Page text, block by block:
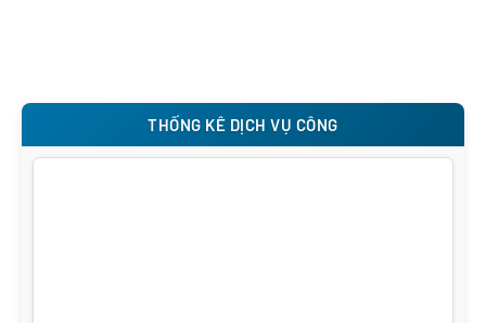
THỐNG KÊ DỊCH VỤ CÔNG